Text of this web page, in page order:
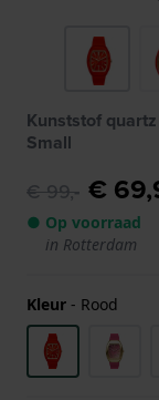
Kunststof
Small
€ 99,- €
● Op voorraad
in Rotterdam
Kleur - Rood